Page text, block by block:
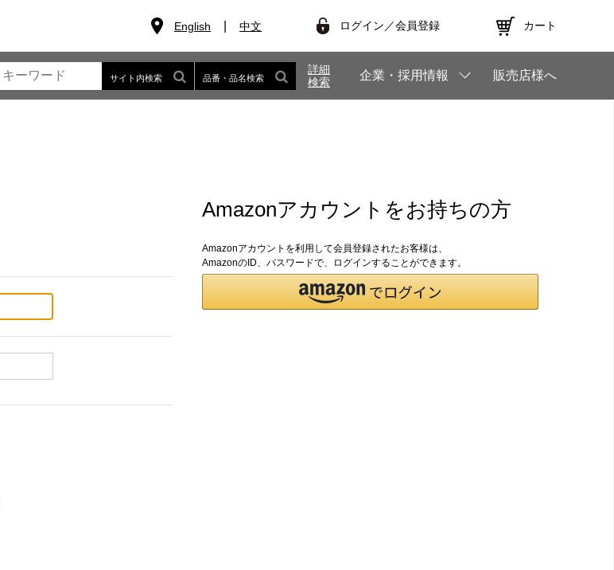
English 中文 ログイン／会員登録 カート
サイト内検索 品番・品名検索
詳細
検索
企業・採用情報 販売店様へ
Amazonアカウントをお持ちの方
Amazonアカウントを利用して会員登録されたお客様は、
AmazonのID、パスワードで、ログインすることができます。